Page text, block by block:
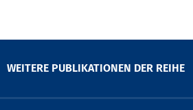
WEITERE PUBLIKATIONEN DER REIHE